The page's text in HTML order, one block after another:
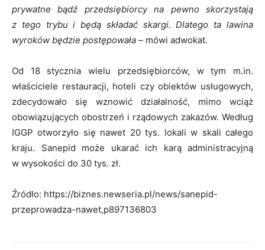
prywatne bądź przedsiębiorcy na pewno skorzystają
z tego trybu i będą składać skargi. Dlatego ta lawina
wyroków będzie postępowała – mówi adwokat.
Od 18 stycznia wielu przedsiębiorców, w tym m.in.
właściciele restauracji, hoteli czy obiektów usługowych,
zdecydowało się wznowić działalność, mimo wciąż
obowiązujących obostrzeń i rządowych zakazów. Według
IGGP otworzyło się nawet 20 tys. lokali w skali całego
kraju. Sanepid może ukarać ich karą administracyjną
w wysokości do 30 tys. zł.
Źródło: https://biznes.newseria.pl/news/sanepid-
przeprowadza-nawet,p897136803